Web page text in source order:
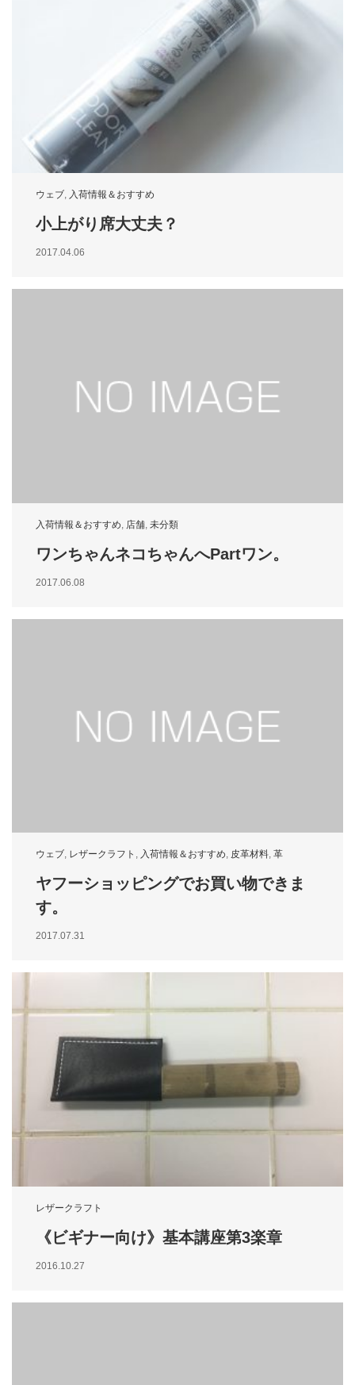
ウェブ, 入荷情報＆おすすめ
小上がり席大丈夫？
2017.04.06
入荷情報＆おすすめ 店舗 未分類
ワンちゃんネコちゃんへPartワン。
2017.06.08
ウェブ, レザークラフト , 入荷情報＆おすすめ, 皮革材料, 革
ヤフーショッピングでお買い物できま
す。
2017.07.31
レザークラフト
《ビギナー向け》基本講座第3楽章
2016.10.27